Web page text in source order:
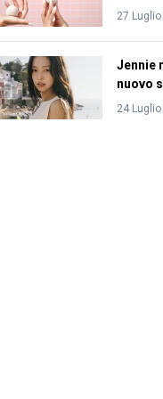
27
Jennie
nuovo
24